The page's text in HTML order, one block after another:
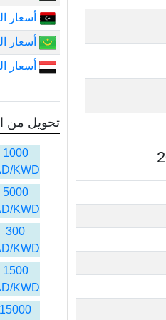
أسعار
أسعار
أسعار
تحويل من
1000
KWD
5000
KWD
300
KWD
1500
KWD
15000